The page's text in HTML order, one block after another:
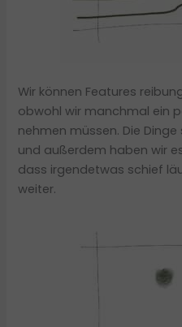
Wir können Features
obwohl wir manchmal ein
nehmen müssen. Die
und außerdem haben wir
dass irgendetwas schief
weiter.